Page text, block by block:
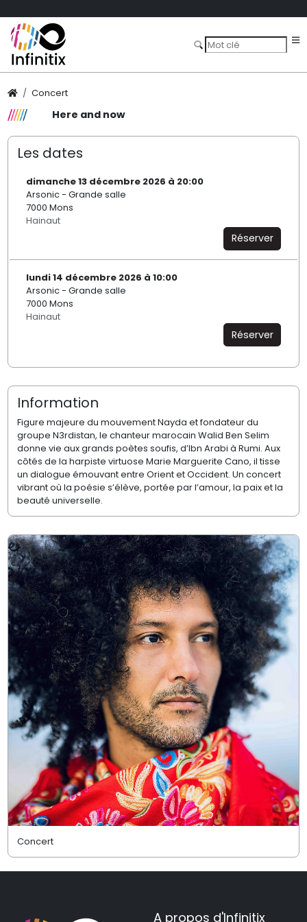
Concert
Here and now
Les dates
dimanche 13 décembre 2026 à 20:00
Arsonic - Grande salle
7000 Mons
Hainaut
Réserver
lundi 14 décembre 2026 à 10:00
Arsonic - Grande salle
7000 Mons
Hainaut
Réserver
Information
Figure majeure du mouvement Nayda et fondateur du
groupe N3rdistan, le chanteur marocain Walid Ben Selim
donne vie aux grands poètes soufis, d’Ibn Arabi à Rumi. Aux
côtés de la harpiste virtuose Marie Marguerite Cano, il tisse
un dialogue émouvant entre Orient et Occident. Un concert
vibrant où la poésie s’élève, portée par l’amour, la paix et la
beauté universelle.
Concert
A propos d'Infinitix